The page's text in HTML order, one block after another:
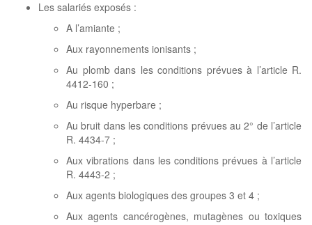
Les salariés exposés :
A l’amiante ;
Aux rayonnements ionisants ;
Au plomb dans les conditions prévues à l’article R.
4412-160 ;
Au risque hyperbare ;
Au bruit dans les conditions prévues au 2° de l’article
R. 4434-7 ;
Aux vibrations dans les conditions prévues à l’article
R. 4443-2 ;
Aux agents biologiques des groupes 3 et 4 ;
Aux agents cancérogènes, mutagènes ou toxiques